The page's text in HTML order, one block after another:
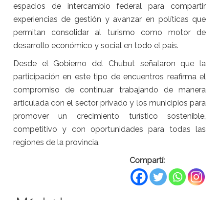
espacios de intercambio federal para compartir
experiencias de gestión y avanzar en políticas que
permitan consolidar al turismo como motor de
desarrollo económico y social en todo el país.
Desde el Gobierno del Chubut señalaron que la
participación en este tipo de encuentros reafirma el
compromiso de continuar trabajando de manera
articulada con el sector privado y los municipios para
promover un crecimiento turístico sostenible,
competitivo y con oportunidades para todas las
regiones de la provincia.
Compartí: